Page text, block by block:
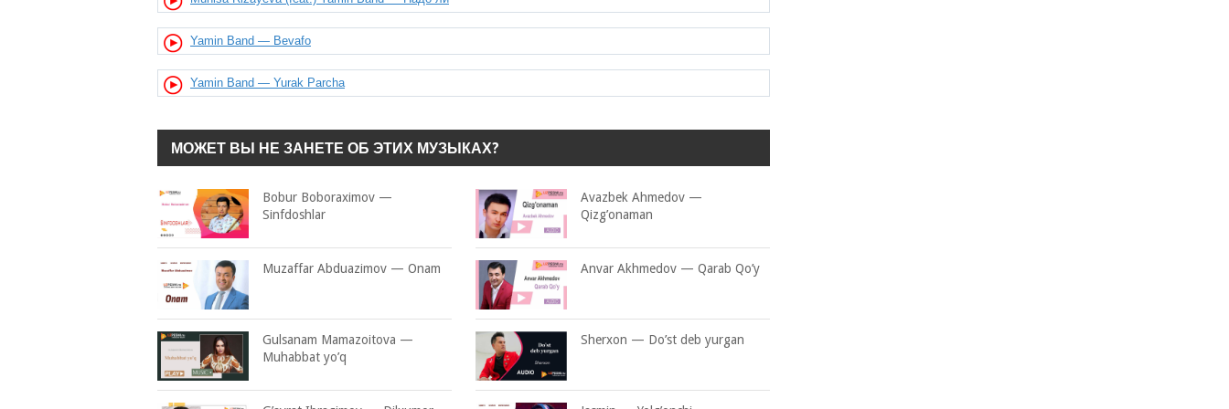
Yamin Band — Bevafo
Yamin Band — Yurak Parcha
МОЖЕТ ВЫ НЕ ЗАНЕТЕ ОБ ЭТИХ МУЗЫКАХ?
Bobur Boboraximov —
Sinfdoshlar
Avazbek Ahmedov —
Qizg’onaman
Muzaffar Abduazimov — Onam Anvar Akhmedov — Qarab Qo’y
Gulsanam Mamazoitova —
Muhabbat yo’q
Sherxon — Do’st deb yurgan